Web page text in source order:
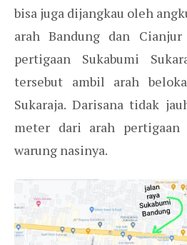
bisa juga dijangkau oleh
arah Bandung dan
pertigaan Sukabumi
tersebut ambil arah
Sukaraja. Darisana tidak
meter dari arah
warung nasinya.